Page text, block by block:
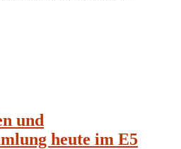
und
heute im E5